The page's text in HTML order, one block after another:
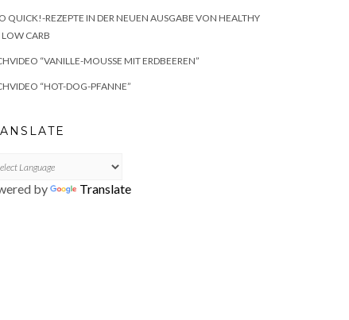
QUICK!-REZEPTE IN DER NEUEN AUSGABE VON HEALTHY
LOW CARB
“VANILLE-MOUSSE MIT ERDBEEREN”
“HOT-DOG-PFANNE”
by Translate